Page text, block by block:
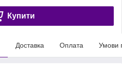
Купити
Доставка Оплата Умови